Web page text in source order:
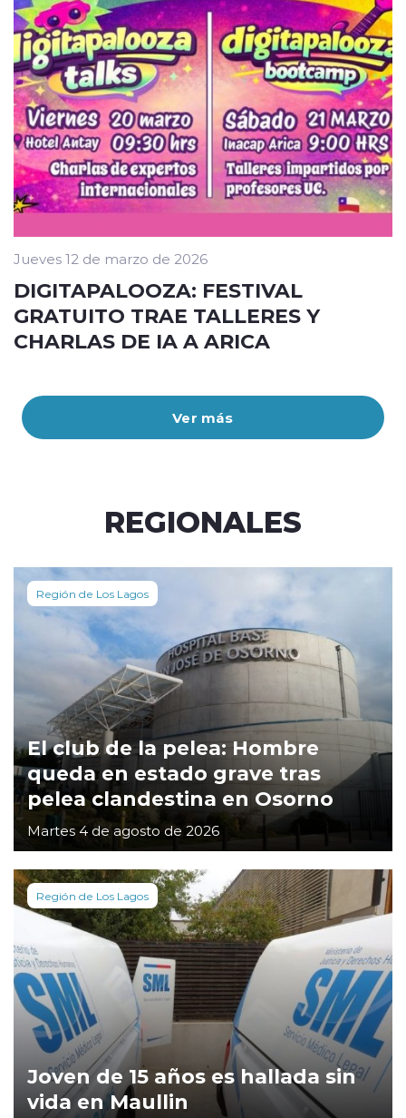
Ver más
Jueves 12 de marzo de 2026
DIGITAPALOOZA: FESTIVAL
GRATUITO TRAE TALLERES Y
CHARLAS DE IA A ARICA
REGIONALES
Región de Los Lagos
El club de la pelea: Hombre
queda en estado grave tras
pelea clandestina en Osorno
Martes 4 de agosto de 2026
Región de Los Lagos
Joven de 15 años es hallada sin
vida en Maullin